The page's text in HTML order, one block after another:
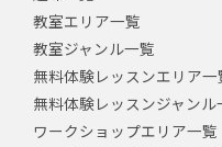
教室エリア一覧
教室ジャンル一覧
無料体験レッスンエリア一
無料体験レッスンジャンル
ワークショップエリア一覧